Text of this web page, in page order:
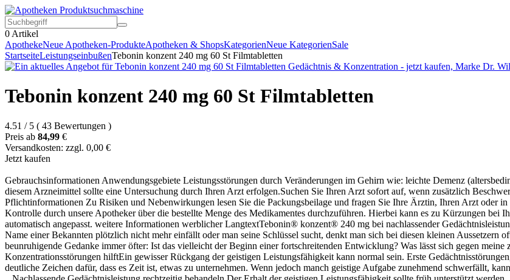
0 Artikel
ApothekeNeue Apotheken-ProdukteApotheken & ShopsKategorienNeue KategorienSale
StartseiteLeistungseinbußenTebonin konzent 240 mg 60 St Filmtabletten
Tebonin konzent 240 mg 60 St Filmtabletten
4.51 / 5 ( 43 Bewertungen )
Preis ab 84,99 €
Versandkosten: zzgl. 0,00 €
Jetzt kaufen
Gebrauchsinformationen Anwendungsgebiete Leistungsstörungen durch Veränderungen im Gehirn wie: leichte Demenz
diesem Arzneimittel sollte eine Untersuchung durch Ihren Arzt erfolgen.Suchen Sie Ihren Arzt sofort auf, wenn zusätzlich
Pflichtinformationen Zu Risiken und Nebenwirkungen lesen Sie die Packungsbeilage und fragen Sie Ihre Ärztin, Ihren Arzt oder
Kontrolle durch unsere Apotheker über die bestellte Menge des Medikamentes durchzuführen. Hierbei kann es zu Kürzungen bei
automatisch angepasst. weitere Informationen werblicher LangtextTebonin® konzent® 240 mg bei nachlassender
Name einer Bekannten plötzlich nicht mehr einfällt oder man seine Schlüssel sucht, denkt man sich bei diesen kleinen Aussetzern
beunruhigende Gedanke immer öfter: Ist das vielleicht der Beginn einer fortschreitenden Entwicklung? Was lässt sich gegen
Konzentrationsstörungen hilftEin gewisser Rückgang der geistigen Leistungsfähigkeit kann normal sein. Erste
deutliche Zeichen dafür, dass es Zeit ist, etwas zu unternehmen. Wenn jedoch manch geistige Aufgabe zunehmend schwerfällt,